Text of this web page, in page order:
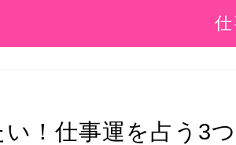
い！仕事運を占う3